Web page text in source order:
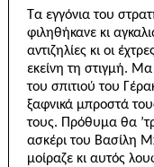
Τα εγγόνια του
φιληθήκανε κι
αντιζηλίες κι οι
εκείνη τη στιγμή.
του σπιτιού του
ξαφνικά μπροστά
τους. Πρόθυμα θα
ασκέρι του Βασίλη
μοίραζε κι αυτός